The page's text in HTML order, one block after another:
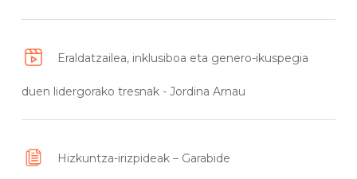
Eraldatzailea, inklusiboa eta genero-ikuspegia
duen lidergorako tresnak - Jordina Arnau
Hizkuntza-irizpideak – Garabide